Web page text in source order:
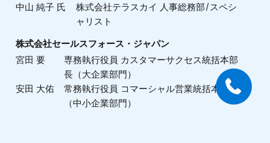
中山 純子 氏
株式会社テラスカイ 人事総務部/スペシ
ャリスト
株式会社セールスフォース・ジャパン
宮田 要
専務執行役員 カスタマーサクセス統括本部
長（大企業部門）
安田 大佑
常務執行役員 コマーシャル営業統括本部長
（中小企業部門）